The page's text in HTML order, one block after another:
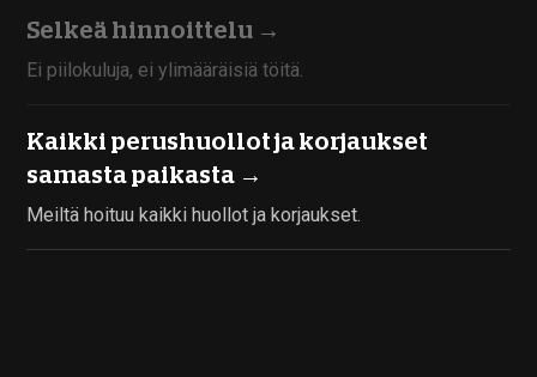
Selkeä hinnoittelu →
Ei piilokuluja, ei ylimääräisiä töitä.
Kaikki perushuollot ja korjaukset
samasta paikasta →
Meiltä hoituu kaikki huollot ja korjaukset.